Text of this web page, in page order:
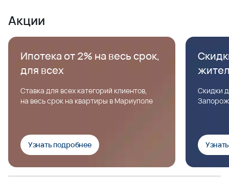
Акции
Ипотека от 2% на весь срок,
для всех
Ставка для всех категорий клиентов,
на весь срок на квартиры в Мариуполе
Узнать подробнее
Скидки